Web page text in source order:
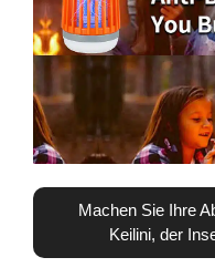
Machen Sie Ihre
Keilini, der